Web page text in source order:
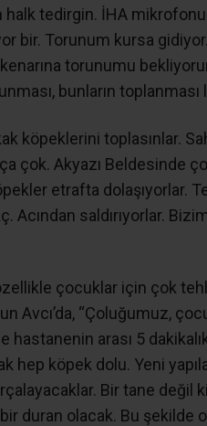
tedirgin. İHA
bir. Torunum kursa gidiyor.
torunumu
bunların toplanması
köpeklerini toplasınlar.
çok. Akyazı Beldesinde
etrafta dolaşıyorlar.
Acından saldırıyorlar.
çocuklar için çok
Avcı’da, “Çoluğumuz,
hastanenin arası 5
hep köpek dolu. Yeni
Bir tane
duran olacak. Bu şekilde